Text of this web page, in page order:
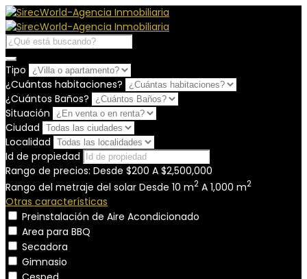
Tipo
¿Cuántas habitaciones?
¿Cuántos Baños?
Situación
Ciudad
Localidad
Id de propiedad
Rango de precios: Desde $200 A $2,500,000
Rango del metraje del solar Desde 10 m2 A 1,000 m2
Otras características
Preinstalación de Aire Acondicionado
Area para BBQ
Secadora
Gimnasio